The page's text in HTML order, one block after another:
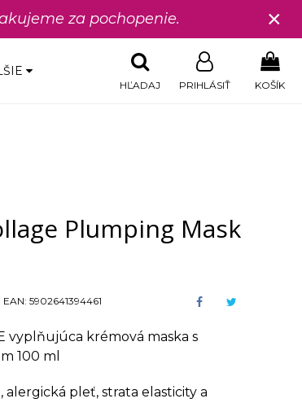
za pochopenie. ×
KOŠÍK
PRIHLÁSIŤ
HĽADAJ
Plumping Mask
EAN: 5902641394461
vyplňujúca krémová maska s
100 ml
alergická pleť, strata elasticity a